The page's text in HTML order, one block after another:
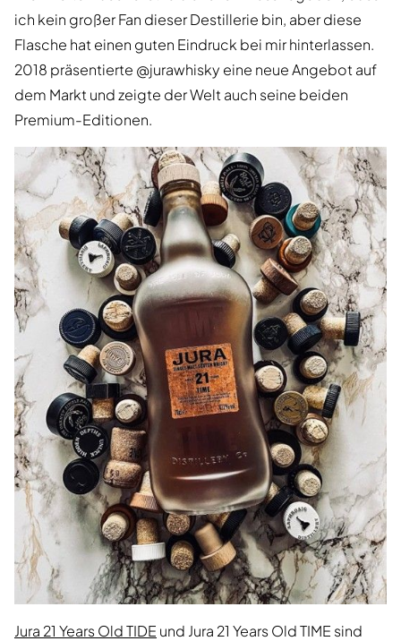
ich kein großer Fan dieser Destillerie bin, aber diese
Flasche hat einen guten Eindruck bei mir hinterlassen.
2018 präsentierte @jurawhisky eine neue Angebot auf
dem Markt und zeigte der Welt auch seine beiden
Premium-Editionen.
Jura 21 Years Old TIDE und Jura 21 Years Old TIME sind